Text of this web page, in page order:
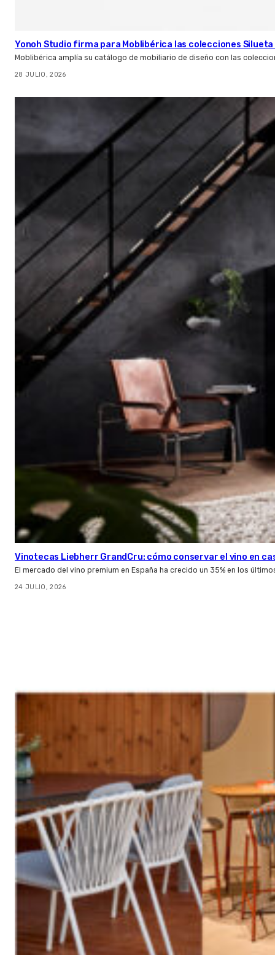
Yonoh Studio firma para Moblibérica las colecciones Silueta
Moblibérica amplía su catálogo de mobiliario de diseño con las
28 JULIO, 2026
Vinotecas Liebherr GrandCru: cómo conservar el vino en
El mercado del vino premium en España ha crecido un 35% en los
24 JULIO, 2026